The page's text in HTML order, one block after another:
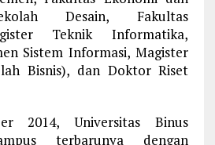
Desain, Fakultas
Teknik Informatika,
Sistem Informasi, Magister
Bisnis), dan Doktor Riset
2014, Universitas Binus
terbarunya dengan